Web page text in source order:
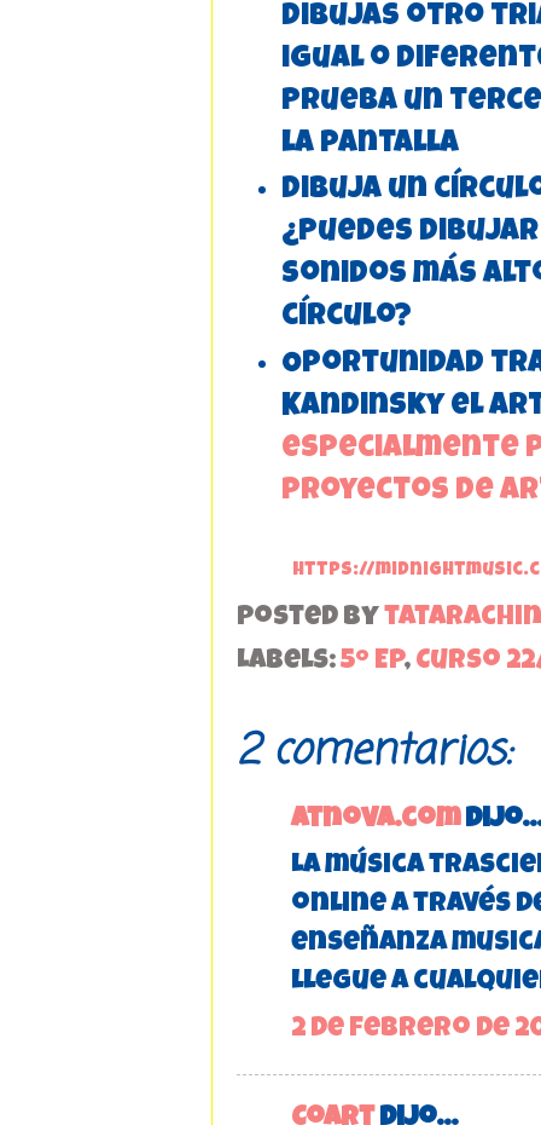
dibujas otro
igual o
Prueba un
la pantalla
Dibuja un
¿Puedes
sonidos más
círculo?
Oportunidad
Kandinsky el
especialmente
proyectos de
https://
Posted by tatarachin
Labels:5º EP, Curso
2 comentarios:
atnova.com
La música
online a través
enseñanza
llegue a
2 de febrero de
Coartdijo...